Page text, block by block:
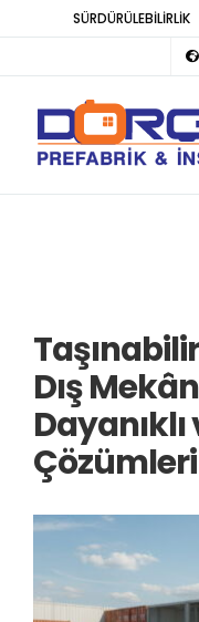
SÜRDÜRÜLEBİLİRLİK
Dış
Dayanıklı
Çözümleri